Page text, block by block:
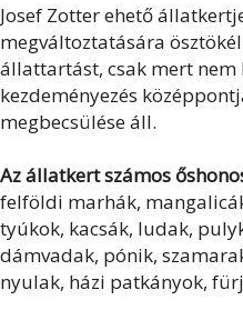
Josef Zotter ehető
megváltoztatására
állattartást, csak mert
kezdeményezés
megbecsülése áll.
Az állatkert számos
felföldi marhák,
tyúkok, kacsák, ludak,
dámvadak, pónik,
nyulak, házi patkányok,